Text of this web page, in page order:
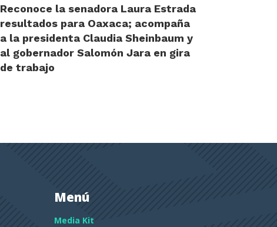
Reconoce la senadora Laura Estrada
resultados para Oaxaca; acompaña
a la presidenta Claudia Sheinbaum y
al gobernador Salomón Jara en gira
de trabajo
Menú
Media Kit